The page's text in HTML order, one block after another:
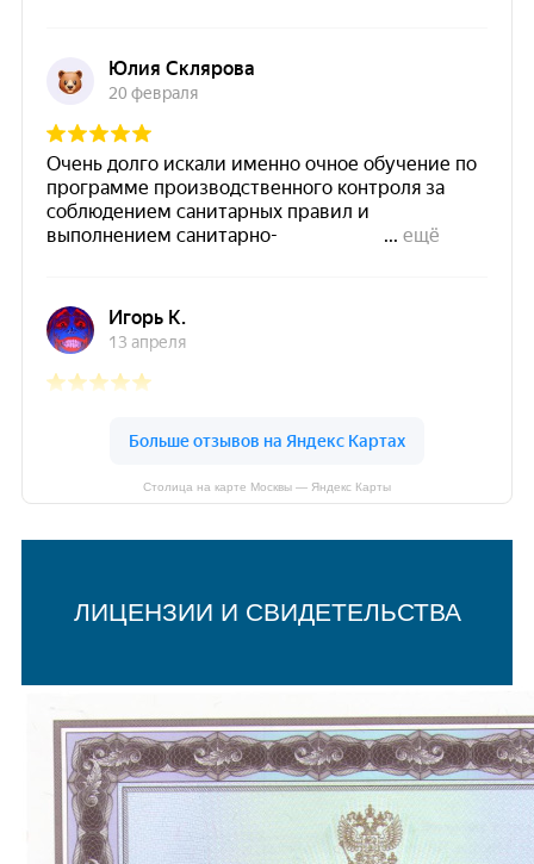
Столица на карте Москвы — Яндекс Карты
ЛИЦЕНЗИИ И СВИДЕТЕЛЬСТВА